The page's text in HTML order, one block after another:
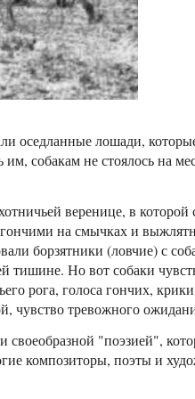
оседланные лошади,
собакам не стоялось на
веренице, в которой
на смычках и
борзятники (ловчие) с
тишине. Но вот собаки
рога, голоса гончих,
чувство тревожного
"поэзией",
композиторы, поэты и